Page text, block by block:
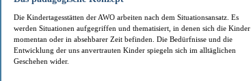
Die Kindertagesstätten der AWO arbeiten nach dem Situationsansatz. Es
werden Situationen aufgegriffen und thematisiert, in denen sich die Kinder
momentan oder in absehbarer Zeit befinden. Die Bedürfnisse und die
Entwicklung der uns anvertrauten Kinder spiegeln sich im alltäglichen
Geschehen wider.